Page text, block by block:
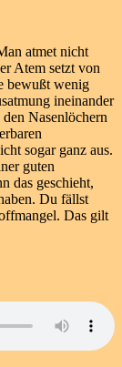
atmet nicht
Atem setzt von
bewußt wenig
ineinander
Nasenlöchern
sogar ganz aus.
guten
das geschieht,
Du fällst
Das gilt